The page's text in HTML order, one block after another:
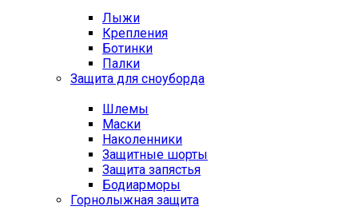
Лыжи
Крепления
Ботинки
Палки
Защита для сноуборда
Шлемы
Маски
Наколенники
Защитные шорты
Защита запястья
Бодиарморы
Горнолыжная защита